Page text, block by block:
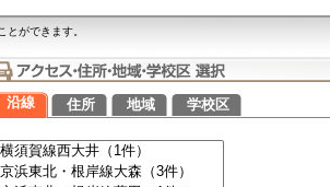
ができます。
沿線 住所 地域 学校区